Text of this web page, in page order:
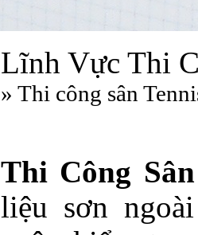
Lĩnh Vực Thi
» Thi công sân
Thi Công
liệu sơn